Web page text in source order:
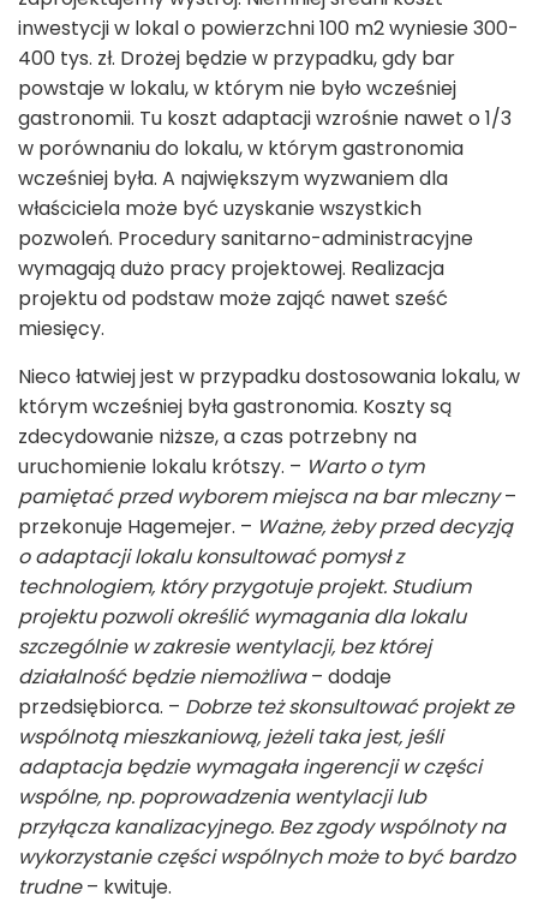
inwestycji w lokal o powierzchni 100 m2wyniesie 300-
400 tys. zł. Drożej będzie w przypadku, gdy bar
powstaje w lokalu, w którym nie było wcześniej
gastronomii. Tu koszt adaptacji wzrośnie nawet o 1/3
w porównaniu do lokalu, w którym gastronomia
wcześniej była. A największym wyzwaniem dla
właściciela może być uzyskanie wszystkich
pozwoleń. Procedury sanitarno-administracyjne
wymagają dużo pracy projektowej. Realizacja
projektu od podstaw może zająć nawet sześć
miesięcy.
Nieco łatwiej jest w przypadku dostosowania lokalu, w
którym wcześniej była gastronomia. Koszty są
zdecydowanie niższe, a czas potrzebny na
uruchomienie lokalu krótszy. – Warto o tym
pamiętać przed wyborem miejsca na bar mleczny–
przekonuje Hagemejer. – Ważne, żeby przed decyzją
o adaptacji lokalu konsultować pomysł z
technologiem, który przygotuje projekt. Studium
projektu pozwoli określić wymagania dla lokalu
szczególnie w zakresie wentylacji, bez której
działalność będzie niemożliwa– dodaje
przedsiębiorca. – Dobrze też skonsultować projekt ze
wspólnotą mieszkaniową, jeżeli taka jest, jeśli
adaptacja będzie wymagała ingerencji w części
wspólne, np. poprowadzenia wentylacji lub
przyłącza kanalizacyjnego. Bez zgody wspólnoty na
wykorzystanie części wspólnych może to być bardzo
trudne– kwituje.